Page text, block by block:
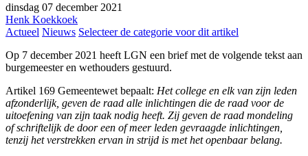
dinsdag 07 december 2021
Henk Koekkoek
Actueel Nieuws Selecteer de categorie voor dit artikel
Op 7 december 2021 heeft LGN een brief met de volgende tekst aan
burgemeester en wethouders gestuurd.
Artikel 169 Gemeentewet bepaalt: Het college en elk van zijn leden
afzonderlijk, geven de raad alle inlichtingen die de raad voor de
uitoefening van zijn taak nodig heeft. Zij geven de raad mondeling
of schriftelijk de door een of meer leden gevraagde inlichtingen,
tenzij het verstrekken ervan in strijd is met het openbaar belang.